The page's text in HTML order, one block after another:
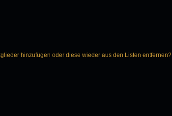
hinzufügen oder diese wieder aus den Listen entfernen?